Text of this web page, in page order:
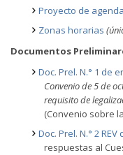
Proyecto de
Zonas horarias
Documentos
Doc. Prel. N.° 1 de
Convenio de 5 de
requisito de
(Convenio sobre
Doc. Prel. N.° 2
respuestas al